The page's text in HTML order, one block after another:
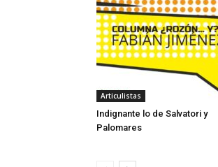
Articulistas
Indignante lo de Salvatori y
Palomares